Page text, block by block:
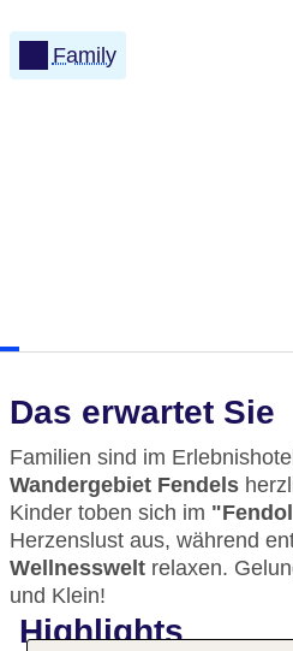
Family
Das erwartet Sie
Familien sind im
Wandergebiet Fendels
Kinder toben sich im
Herzenslust aus, während
Wellnesswelt relaxen.
und Klein!
Highlights